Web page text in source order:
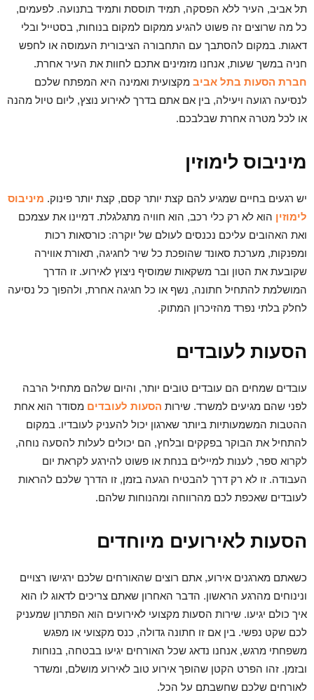
תל אביב, העיר ללא הפסקה, תמיד תוססת ותמיד בתנועה. לפעמים,
כל מה שרוצים זה פשוט להגיע ממקום למקום בנוחות, בסטייל ובלי
דאגות. במקום להסתבך עם התחבורה הציבורית העמוסה או לחפש
חניה במשך שעות, אנחנו מזמינים אתכם לחוות את העיר אחרת.
חברת הסעות בתל אביב מקצועית ואמינה היא המפתח שלכם
לנסיעה רגועה ויעילה, בין אם אתם בדרך לאירוע נוצץ, ליום טיול מהנה
או לכל מטרה אחרת שבלבכם.
מיניבוס לימוזין
יש רגעים בחיים שמגיע להם קצת יותר קסם, קצת יותר פינוק. מיניבוס
לימוזין הוא לא רק כלי רכב, הוא חוויה מתגלגלת. דמיינו את עצמכם
ואת האהובים עליכם נכנסים לעולם של יוקרה: כורסאות רכות
ומפנקות, מערכת סאונד שהופכת כל שיר לחגיגה, תאורת אווירה
שקובעת את הטון ובר משקאות שמוסיף ניצוץ לאירוע. זו הדרך
המושלמת להתחיל חתונה, נשף או כל חגיגה אחרת, ולהפוך כל נסיעה
לחלק בלתי נפרד מהזיכרון המתוק.
הסעות לעובדים
עובדים שמחים הם עובדים טובים יותר, והיום שלהם מתחיל הרבה
לפני שהם מגיעים למשרד. שירות הסעות לעובדים מסודר הוא אחת
ההטבות המשמעותיות ביותר שארגון יכול להעניק לעובדיו. במקום
להתחיל את הבוקר בפקקים ובלחץ, הם יכולים לעלות להסעה נוחה,
לקרוא ספר, לענות למיילים בנחת או פשוט להירגע לקראת יום
העבודה. זו לא רק דרך להבטיח הגעה בזמן, זו הדרך שלכם להראות
לעובדים שאכפת לכם מהרווחה ומהנוחות שלהם.
הסעות לאירועים מיוחדים
כשאתם מארגנים אירוע, אתם רוצים שהאורחים שלכם ירגישו רצויים
ונינוחים מהרגע הראשון. הדבר האחרון שאתם צריכים לדאוג לו הוא
איך כולם יגיעו. שירות הסעות מקצועי לאירועים הוא הפתרון שמעניק
לכם שקט נפשי. בין אם זו חתונה גדולה, כנס מקצועי או מפגש
משפחתי מרגש, אנחנו נדאג שכל האורחים יגיעו בבטחה, בנוחות
ובזמן. זהו הפרט הקטן שהופך אירוע טוב לאירוע מושלם, ומשדר
לאורחים שלכם שחשבתם על הכל.